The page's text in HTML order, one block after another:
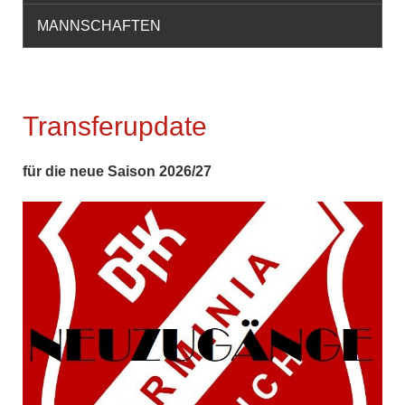
MANNSCHAFTEN
Transferupdate
für die neue Saison 2026/27